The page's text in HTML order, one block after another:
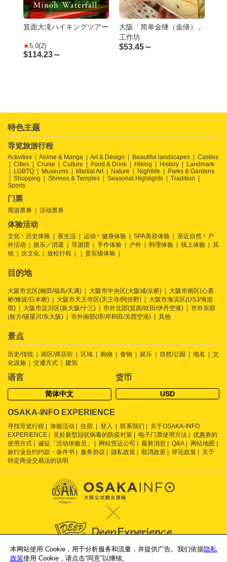
箕面大滝ハイキングツアー
5.0(2)
$114.23～
大阪「简单金继（金缮）」
工作坊
$53.45～
特色主题
导览旅游行程
Activities Anime & Manga Art & Design Beautiful landscapes
Castles
Cities
Cruise Culture Food & Drink Hiking History
Landmark
LGBTQ
Museums Martial Art Nature Nightlife
Parks & Gardens
Shopping
Shrines & Temples Seasonal Highlights
Tradition
Sports
门票
周游票券 活动票券
体验活动
文化丶历史体验 夜生活 运动丶健身体验 SPA美容体验
亲近自然丶户
外活动
娱乐／消遣 导游团 手作体验 户外 料理体验 线上体验
其
他
次文化 放松行程 贵宾级体验
目的地
大阪市北区(梅田/福岛/天满) 大阪市中央区(大阪城/京桥)
大阪市南区(心斋
桥/难波/日本桥)
大阪市天王寺区(天王寺/阿倍野)
大阪市海滨区(USJ/海游
馆)
大阪市淀川区(新大阪/十三) 市外北部(箕面/吹田/伊丹空港)
市外东部
(枚方/寝屋川/东大阪)
市外南部(堺/岸和田/关西空港) 其他
景点
历史/传统 闹区/商店街 区域 购物 食物 娱乐 自然/公园 地名
文
化设施
交通方式 建筑
语言
简体中文
货币
USD
OSAKA-INFO EXPERIENCE
寻找导览行程 体验活动 住宿 登入 联系我们
关于OSAKA-INFO
EXPERIENCE
关於新型冠状病毒的防疫对策 电子门票使用方法
优惠券的
使用方式
诚征「活动体验员」 网站营运公司 最新消息 Q&A
网站地图
旅行业合约约款・条件书
服务协议 隐私政策 取消政策 评论政策
关于
特定商业交易法的说明
Supported by
本网站使用 Cookie，用于分析服务和流量，并提供广告。我们依据隐私
政策使用 Cookie，请点击“同意”以继续。